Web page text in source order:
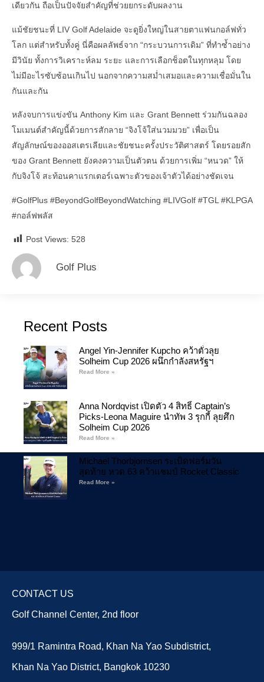
เดียวกัน ถือเป็นปัจจัยสำคัญที่ช่วยยกระดับผลงาน
แม้ชัยชนะที่ LIV Golf Adelaide จะดูยิ่งใหญ่ในสายตาแฟนกอล์ฟทั่ว
โลก แต่สำหรับทั้งคู่ นี่คือผลลัพธ์จาก “กระบวนการเดิม” ที่ทำซ้ำอย่าง
มีวินัย ทั้งการวิเคราะห์ลม ระยะ และการเลือกช็อตในทุกหลุม โดย
ไม่มีอะไรซับซ้อนเกินไป นอกจากความสม่ำเสมอและความเชื่อมั่นใน
กันและกัน
หลังจบการแข่งขัน Anthony Kim และ Grant Bennett ร่วมกันฉลอง
โมเมนต์สำคัญนี้ด้วยการสักลาย “จิงโจ้ใส่นวมมวย” เพื่อเป็น
สัญลักษณ์ของออสเตรเลียและชัยชนะครั้งประวัติศาสตร์ โดยรอยสัก
ของ Grant Bennett ยังคงความเป็นตัวตน ด้วยการเพิ่ม “หนวด” ให้
กับจิงโจ้ สะท้อนคาแรกเตอร์เฉพาะตัวของเจ้าตัวได้อย่างชัดเจน
#GolfPlus #BeyondGolfBeyondWatching #LIVGolf #TGL #KLPGA
#กอล์ฟพลัส
Post Views: 528
Golf Plus
Recent Posts
Angel Yin-Jennifer Kupcho คว้าตั๋วลุย
Solheim Cup 2026 ผนึกกำลังสหรัฐฯ
Read More »
Anna Nordqvist เปิดตัว 4 สิทธิ์ Captain’s
Picks-Leona Maguire นำทัพ 3 รุกกี้ ลุยศึก
Solheim Cup 2026
Read More »
Michael Thorbjornsen ระเบิดฟอร์มวัน
สุดท้าย หวด 63 คว้าแชมป์ Rocket Classic
Read More »
CONTACT US
Golf Channel Center, 2nd floor
999/1 Ramintra Road, Khan Na Yao Subdistrict,
Khan Na Yao District, Bangkok 10230